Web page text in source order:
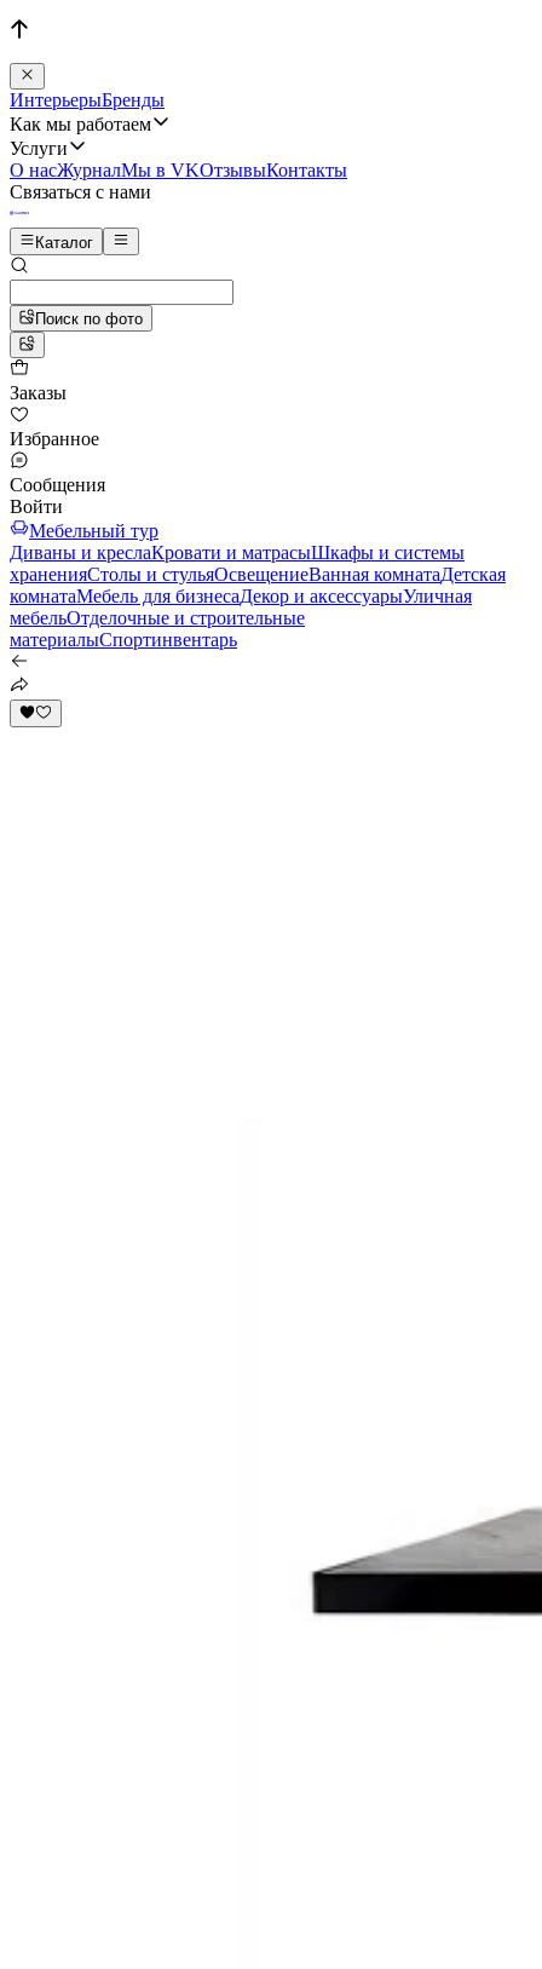
ИнтерьерыБренды
Как мы работаем
Услуги
О насЖурналМы в VKОтзывыКонтакты
Связаться с нами
Каталог
Поиск по фото
Заказы
Избранное
Сообщения
Войти
Мебельный тур
Диваны и креслаКровати и матрасыШкафы и системы
храненияСтолы и стульяОсвещениеВанная комнатаДетская
комнатаМебель для бизнесаДекор и аксессуарыУличная
мебельОтделочные и строительные
материалыСпортинвентарь